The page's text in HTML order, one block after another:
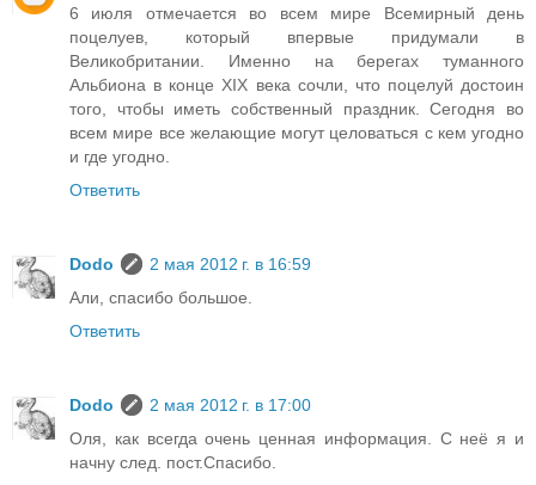
6 июля отмечается во всем мире Всемирный день
поцелуев, который впервые придумали в
Великобритании. Именно на берегах туманного
Альбиона в конце XIX века сочли, что поцелуй достоин
того, чтобы иметь собственный праздник. Сегодня во
всем мире все желающие могут целоваться с кем угодно
и где угодно.
Ответить
Dodo
2 мая 2012 г. в 16:59
Али, спасибо большое.
Ответить
Dodo
2 мая 2012 г. в 17:00
Оля, как всегда очень ценная информация. С неё я и
начну след. пост.Спасибо.